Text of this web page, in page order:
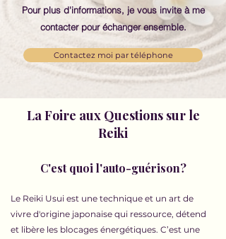
Pour plus d'informations, je vous invite à me
contacter pour échanger ensemble.
Contactez moi par téléphone
La Foire aux Questions sur le
Reiki
C'est quoi l'auto-guérison?
Le Reiki Usui est une technique et un art de
vivre d'origine japonaise qui ressource, détend
et libère les blocages énergétiques. C’est une